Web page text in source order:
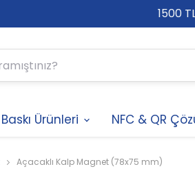
1500
Ürünleri NFC & QR
Açacaklı Kalp Magnet (78x75 mm)